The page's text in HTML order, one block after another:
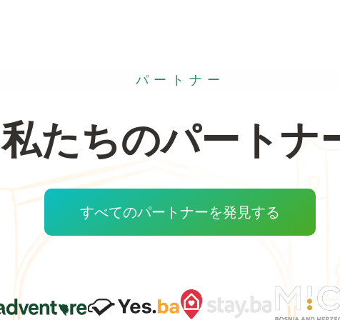
パートナー
私たちのパートナ
すべてのパートナーを発見する